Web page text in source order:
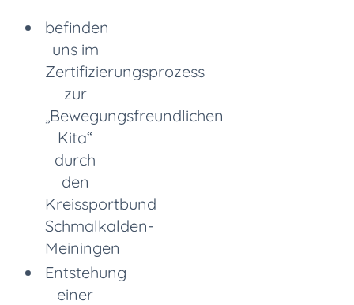
befinden
uns im
Zertifizierungsprozess
zur
„Bewegungsfreundlichen
Kita“
durch
den
Kreissportbund
Schmalkalden-
Meiningen
Entstehung
einer